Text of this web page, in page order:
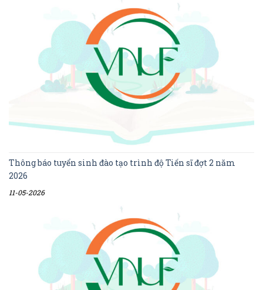
Thông báo tuyển sinh đào tạo trình độ Tiến sĩ đợt 2 năm
2026
11-05-2026